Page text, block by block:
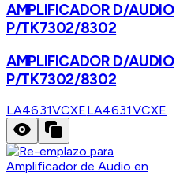
AMPLIFICADOR D/AUDIO
P/TK7302/8302
AMPLIFICADOR D/AUDIO
P/TK7302/8302
LA4631VCXELA4631VCXE